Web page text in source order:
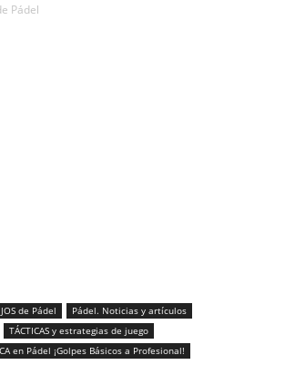
Pádel
de Pádel
Pádel. Noticias y artículos
TÁCTICAS y estrategias de juego
en Pádel ¡Golpes Básicos a Profesional!